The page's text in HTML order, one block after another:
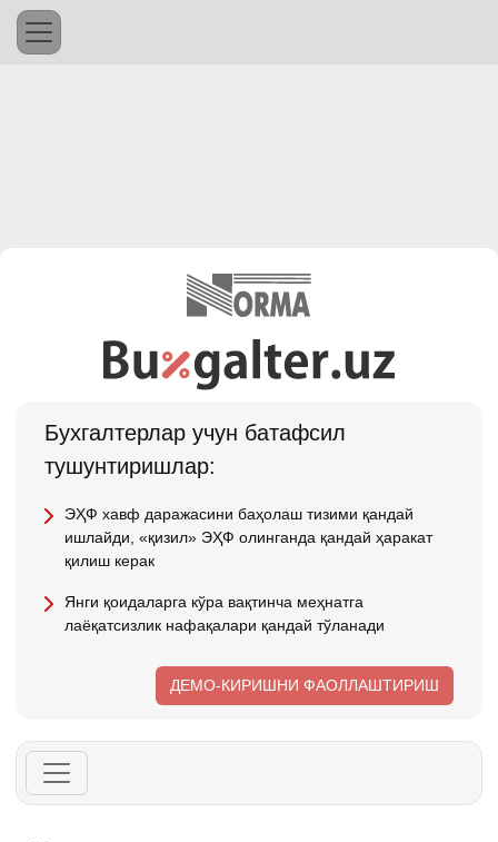
Бухгалтерлар учун батафсил
тушунтиришлар:
ЭҲФ хавф даражасини баҳолаш тизими қандай
ишлайди, «қизил» ЭҲФ олинганда қандай ҳаракат
қилиш керак
Янги қоидаларга кўра вақтинча меҳнатга
лаёқатсизлик нафақалари қандай тўланади
ДЕМО-КИРИШНИ ФАОЛЛАШТИРИШ